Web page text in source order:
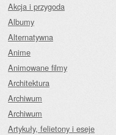
Akcja i przygoda
Albumy
Alternatywna
Anime
Animowane filmy
Architektura
Archiwum
Archiwum
Artykuły, felietony i eseje